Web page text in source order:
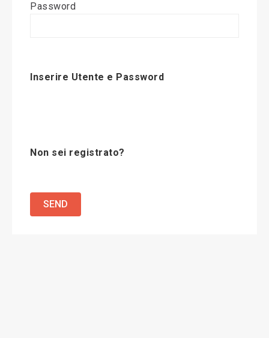
Modifica News
Password
Inserire Utente e Password
Non sei registrato?